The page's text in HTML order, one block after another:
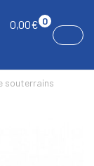
0,00€ 0
souterrains